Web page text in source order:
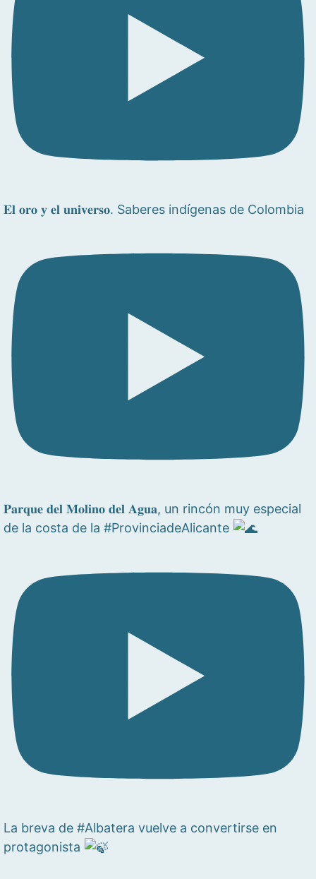
𝐄𝐥 𝐨𝐫𝐨 𝐲 𝐞𝐥 𝐮𝐧𝐢𝐯𝐞𝐫𝐬𝐨. Saberes indígenas de Colombia
𝐏𝐚𝐫𝐪𝐮𝐞 𝐝𝐞𝐥 𝐌𝐨𝐥𝐢𝐧𝐨 𝐝𝐞𝐥 𝐀𝐠𝐮𝐚, un rincón muy especial
de la costa de la #ProvinciadeAlicante
La breva de #Albatera vuelve a convertirse en
protagonista